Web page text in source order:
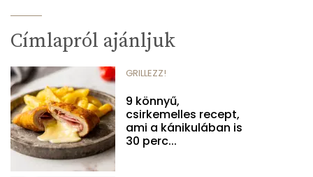
Címlapról ajánljuk
GRILLEZZ!
9 könnyű,
csirkemelles recept,
ami a kánikulában is
30 perc...